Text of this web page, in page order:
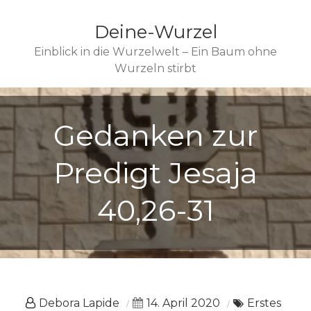
Deine-Wurzel
Einblick in die Wurzelwelt – Ein Baum ohne
Wurzeln stirbt
Gedanken zur
Predigt Jesaja
40,26-31
Debora Lapide 14. April 2020
Erstes